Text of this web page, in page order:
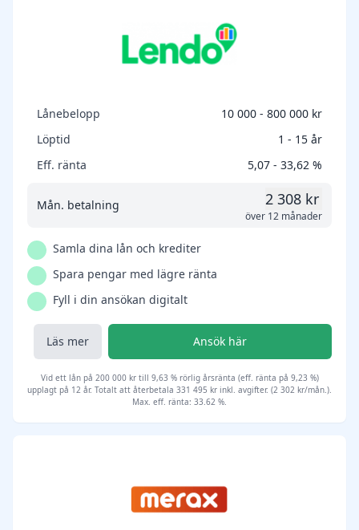
Lånebelopp
10 000 - 800 000 kr
Löptid
1 - 15 år
Eff. ränta
5,07 - 33,62 %
Mån. betalning 2 308 kr
över 12 månader
Samla dina lån och krediter
Spara pengar med lägre ränta
Fyll i din ansökan digitalt
Läs mer Ansök här
Vid ett lån på 200 000 kr till 9,63 % rörlig årsränta (eff. ränta på 9,23 %)
upplagt på 12 år. Totalt att återbetala 331 495 kr inkl. avgifter. (2 302 kr/mån.).
Max. eff. ränta: 33.62 %.